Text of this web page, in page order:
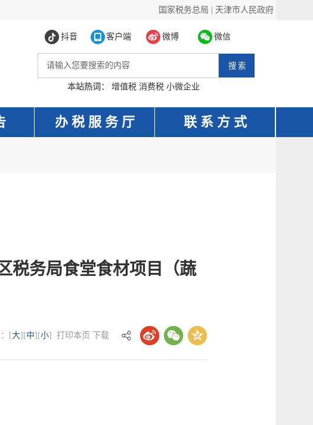
国家税务总局 天津市人民政府
抖音 客户端 微博 微信
本站热词： 增值税 消费税 小微企业
办 税 服 务 厅 联 系 方 式
税务局食堂食材项目（蔬
[大][中][小] 打印本页 下载